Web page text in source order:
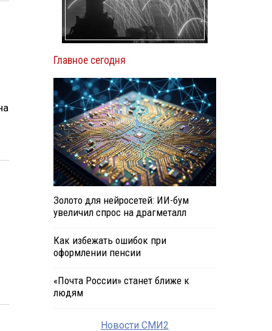
Главное сегодня
Золото для нейросетей: ИИ-бум
увеличил спрос на драгметалл
Как избежать ошибок при
оформлении пенсии
«Почта России» станет ближе к
людям
Новости СМИ2